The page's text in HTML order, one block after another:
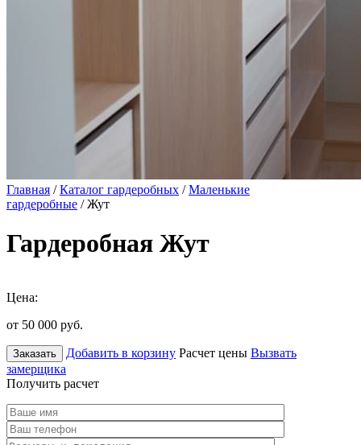
Главная /Каталог гардеробных /Маленькие
гардеробные / Жут
Гардеробная Жут
Цена:
от 50 000 руб.
Заказать Добавить в корзину Расчет цены Вызвать
замерщика
Получить расчет